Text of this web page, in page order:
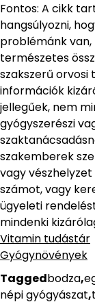
Fontos: A cikk
hangsúlyozni,
problémánk van,
természetes
szakszerű
információk
jellegűek, nem
gyógyszerészi
szakemberek
vagy vészhelyzet
számot, vagy
ügyeleti
mindenki
Vitamin tudástár
Gyógynövények
Taggedbodza,
népi gyógyászat,